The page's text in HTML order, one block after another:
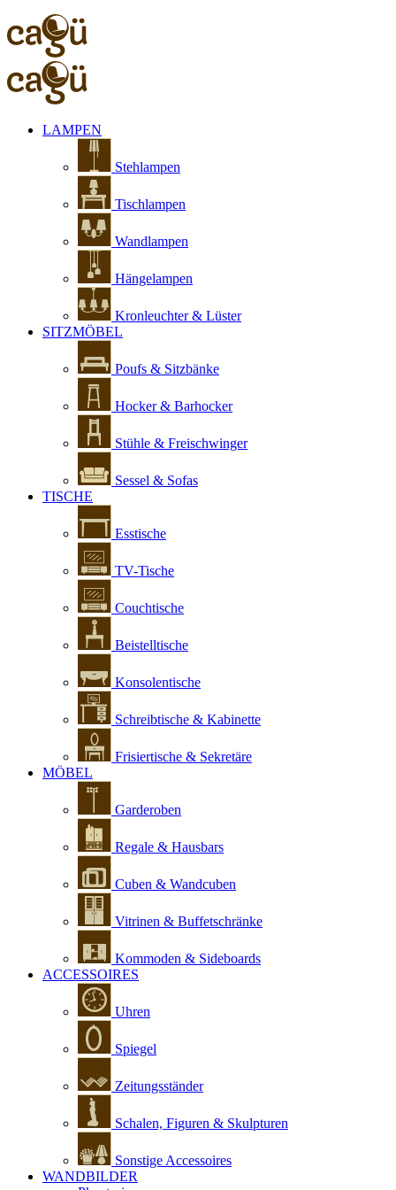
LAMPEN
Stehlampen
Tischlampen
Wandlampen
Hängelampen
Kronleuchter & Lüster
SITZMÖBEL
Poufs & Sitzbänke
Hocker & Barhocker
Stühle & Freischwinger
Sessel & Sofas
TISCHE
Esstische
TV-Tische
Couchtische
Beistelltische
Konsolentische
Schreibtische & Kabinette
Frisiertische & Sekretäre
MÖBEL
Garderoben
Regale & Hausbars
Cuben & Wandcuben
Vitrinen & Buffetschränke
Kommoden & Sideboards
ACCESSOIRES
Uhren
Spiegel
Zeitungsständer
Schalen, Figuren & Skulpturen
Sonstige Accessoires
WANDBILDER